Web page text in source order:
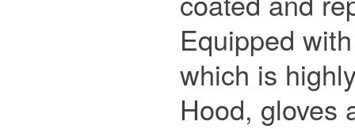
Equipped
which is
Hood, gloves